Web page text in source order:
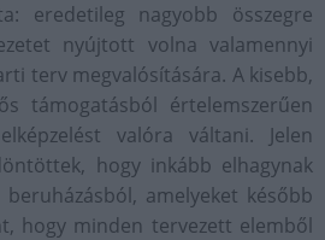
eredetileg nagyobb összegre
nyújtott volna valamennyi
terv megvalósítására. A kisebb,
támogatásból értelemszerűen
valóra váltani. Jelen
hogy inkább elhagynak
amelyeket később
hogy minden tervezett elemből